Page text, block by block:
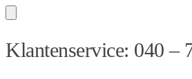
Skip
to
Skip
to
Klantenservice: 040 –